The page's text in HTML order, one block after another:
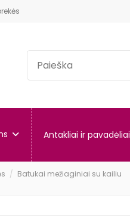
Antakliai ir pavadėliai
Batukai mežiaginiai su kailiu